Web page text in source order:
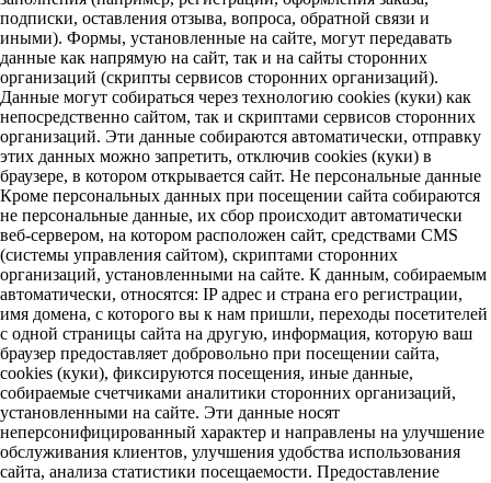
подписки, оставления отзыва, вопроса, обратной связи и
иными). Формы, установленные на сайте, могут передавать
данные как напрямую на сайт, так и на сайты сторонних
организаций (скрипты сервисов сторонних организаций).
Данные могут собираться через технологию cookies (куки) как
непосредственно сайтом, так и скриптами сервисов сторонних
организаций. Эти данные собираются автоматически, отправку
этих данных можно запретить, отключив cookies (куки) в
браузере, в котором открывается сайт. Не персональные данные
Кроме персональных данных при посещении сайта собираются
не персональные данные, их сбор происходит автоматически
веб-сервером, на котором расположен сайт, средствами CMS
(системы управления сайтом), скриптами сторонних
организаций, установленными на сайте. К данным, собираемым
автоматически, относятся: IP адрес и страна его регистрации,
имя домена, с которого вы к нам пришли, переходы посетителей
с одной страницы сайта на другую, информация, которую ваш
браузер предоставляет добровольно при посещении сайта,
cookies (куки), фиксируются посещения, иные данные,
собираемые счетчиками аналитики сторонних организаций,
установленными на сайте. Эти данные носят
неперсонифицированный характер и направлены на улучшение
обслуживания клиентов, улучшения удобства использования
сайта, анализа статистики посещаемости. Предоставление